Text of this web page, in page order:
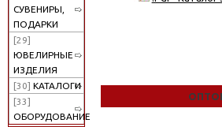
СУВЕНИРЫ,
ПОДАРКИ
[29]
ЮВЕЛИРНЫЕ
ИЗДЕЛИЯ
[30] КАТАЛОГИ
[33]
ОБОРУДОВАНИЕ